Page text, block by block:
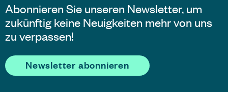
Abonnieren Sie unseren Newsletter, um
zukünftig keine Neuigkeiten mehr von uns
zu verpassen!
Newsletter abonnieren